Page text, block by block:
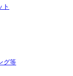
ト
グ等